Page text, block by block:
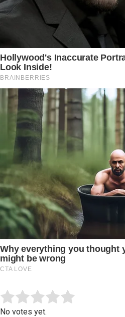
Rate this item:
No votes yet.